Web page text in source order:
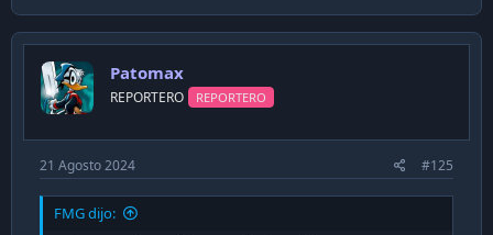
c
t
o
n
s
Patomax
REPORTERO REPORTERO
21 Agosto 2024 #125
FMG dijo: